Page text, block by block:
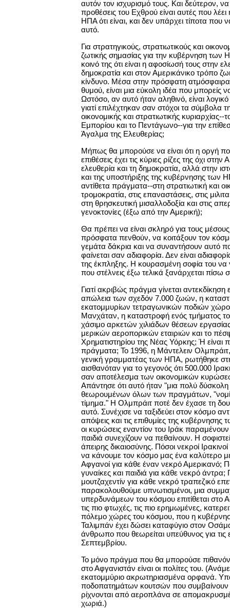
αυτόν τον ισχυρισμό τους. Και δεύτερον,
προθέσεις του Εχθρού είναι αυτές που
ΗΠΑ ότι είναι, και δεν υπάρχει τίποτα που
αυτό.
Για στρατηγικούς, στρατιωτικούς και
ζωτικής σημασίας για την κυβέρνηση των
κοινό της ότι είναι η αφοσίωσή τους στην
δημοκρατία και στον Αμερικάνικο τρόπο
κίνδυνο. Μέσα στην πρόσφατη
θυμού, είναι μια εύκολη ιδέα που μπορείς
Ωστόσο, αν αυτό ήταν αληθινό, είναι
γιατί επιλέχτηκαν σαν στόχοι τα σύμβολα
οικονομικής και στρατιωτικής
Εμπορίου και το Πεντάγωνο--για την
Άγαλμα της Ελευθερίας;
Μήπως θα μπορούσε να είναι ότι η οργή
επιθέσεις έχει τις κύριες ρίζες της όχι στην
ελευθερία και τη δημοκρατία, αλλά στην
και της υποστήριξης της κυβέρνησης των
αντίθετα πράγματα--στη στρατιωτική και
τρομοκρατία, στις επαναστάσεις, στις
στη θρησκευτική μισαλλοδοξία και στις
γενοκτονίες (έξω από την Αμερική);
Θα πρέπει να είναι σκληρό για τους
πρόσφατα πενθούν, να κοιτάξουν τον
γεμάτα δάκρια και να συναντήσουν αυτό
φαίνεται σαν αδιαφορία. Δεν είναι
της έκπληξης. Η κουρασμένη σοφία του να
που στέλνεις έξω τελικά ξανάρχεται πίσω
Γιατί ακριβώς πράγμα γίνεται αντεκδίκηση
απώλεια των σχεδόν 7.000 ζωών, η
εκατομμυρίων τετραγωνικών ποδιών
Μανχάταν, η καταστροφή ενός τμήματος
χάσιμο αρκετών χιλιάδων θέσεων
μερικών αεροπορικών εταιριών και το
Χρηματιστηρίου της Νέας Υόρκης; Ή είναι
πράγματα; Το 1996, η Μάντελειν
γενική γραμματέας των ΗΠΑ, ρωτήθηκε
αισθανόταν για το γεγονός ότι 500.000
σαν αποτέλεσμα των οικονομικών
Απάντησε ότι αυτό ήταν "μια πολύ δύσκολη
θεωρουμένων όλων των πραγμάτων,
τίμημα." Η Ολμπράιτ ποτέ δεν έχασε τη
αυτό. Συνέχισε να ταξιδεύει στον κόσμο
απόψεις και τις επιθυμίες της
οι κυρώσεις εναντίον του Ιράκ
παιδιά συνεχίζουν να πεθαίνουν. Η
άπειρης δικαιοσύνης. Πόσοι νεκροί
να κάνουμε τον κόσμο μας ένα καλύτερο
Αφγανοί για κάθε έναν νεκρό Αμερικανό;
γυναίκες και παιδιά για κάθε νεκρό άντρα;
μουτζαχεντίν για κάθε νεκρό τραπεζικό
παρακολουθούμε υπνωτισμένοι, μια
υπερδυνάμεων του κόσμου επιτίθεται στο
τις πιο φτωχές, τις πιο ερημωμένες,
πόλεμο χώρες του κόσμου, που η
Ταλιμπάν έχει δώσει καταφύγιο στον
άνθρωπο που θεωρείται υπεύθυνος για τις
Σεπτεμβρίου.
Το μόνο πράγμα που θα μπορούσε πιθανόν
στο Αφγανιστάν είναι οι πολίτες του.
εκατομμύριο ακρωτηριασμένα ορφανά.
ποδοπατημάτων κουτσών που συμβαίνουν
ρίχνονται από αεροπλάνα σε
χωριά.)